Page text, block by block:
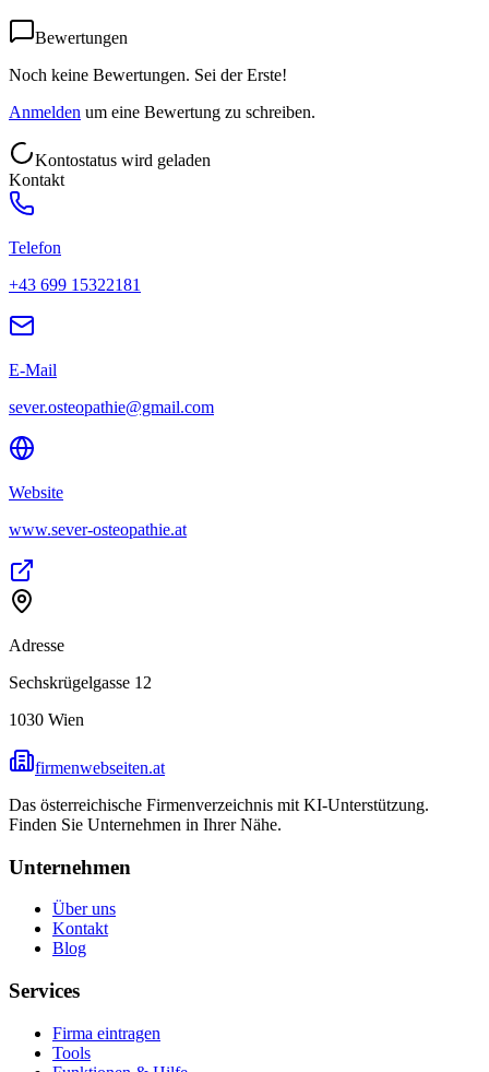
Bewertungen
Noch keine Bewertungen. Sei der Erste!
Anmelden um eine Bewertung zu schreiben.
Kontostatus wird geladen
Kontakt
Telefon
+43 699 15322181
E-Mail
sever.osteopathie@gmail.com
Website
www.sever-osteopathie.at
Adresse
Sechskrügelgasse 12
1030 Wien
firmenwebseiten.at
Das österreichische Firmenverzeichnis mit KI-Unterstützung.
Finden Sie Unternehmen in Ihrer Nähe.
Unternehmen
Über uns
Kontakt
Blog
Services
Firma eintragen
Tools